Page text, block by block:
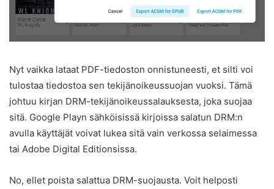
Nyt vaikka lataat PDF-tiedoston onnistuneesti, et silti voi
tulostaa tiedostoa sen tekijänoikeussuojan vuoksi. Tämä
johtuu kirjan DRM-tekijänoikeussalauksesta, joka suojaa
sitä. Google Playn sähköisissä kirjoissa salatun DRM:n
avulla käyttäjät voivat lukea sitä vain verkossa selaimessa
tai Adobe Digital Editionsissa.
No, ellet poista salattua DRM-suojausta. Voit helposti